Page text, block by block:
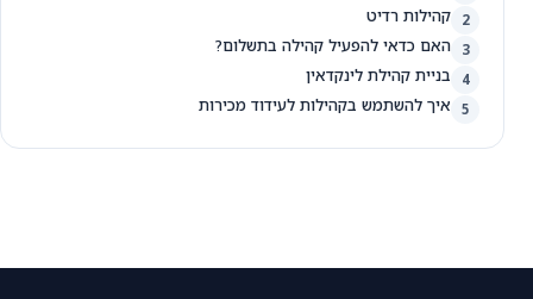
2 קהילות רדיט
3 האם כדאי להפעיל קהילה בתשלום?
4 בניית קהילת לינקדאין
5 איך להשתמש בקהילות לעידוד מכירות